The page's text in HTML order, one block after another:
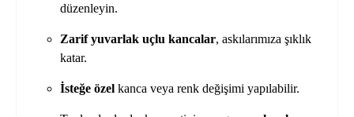
düzenleyin.
Zarif yuvarlak uçlu kancalar, askılarımıza şıklık
katar.
İsteğe özel kanca veya renk değişimi yapılabilir.